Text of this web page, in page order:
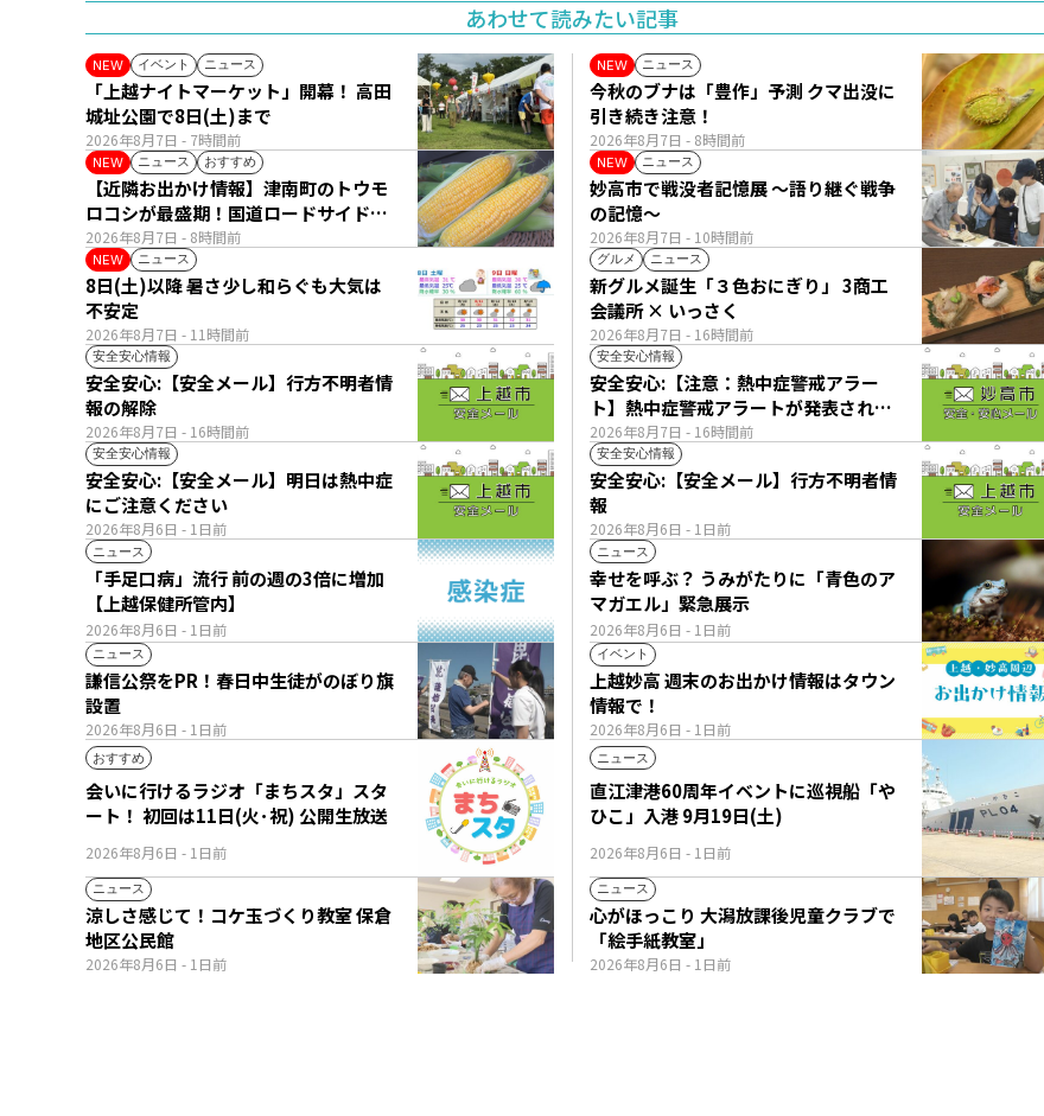
あわせて読みたい記事
NEW イベント ニュース
2026年8月7日 - 7時間前
「上越ナイトマーケット」開幕！ 高田
城址公園で8日(土)まで
NEW ニュース
2026年8月7日 - 8時間前
今秋のブナは「豊作」予測 クマ出没に
引き続き注意！
NEW ニュース おすすめ
2026年8月7日 - 8時間前
【近隣お出かけ情報】津南町のトウモ
ロコシが最盛期！国道ロードサイドの
直売所は朝から長い列
NEW ニュース
2026年8月7日 - 10時間前
妙高市で戦没者記憶展 ～語り継ぐ戦争
の記憶～
NEW ニュース
2026年8月7日 - 11時間前
8日(土)以降 暑さ少し和らぐも大気は
不安定
グルメ ニュース
2026年8月7日 - 16時間前
新グルメ誕生「３色おにぎり」 3商工
会議所 × いっさく
安全安心情報
2026年8月7日 - 16時間前
安全安心:【安全メール】行方不明者情
報の解除
安全安心情報
2026年8月7日 - 16時間前
安全安心:【注意：熱中症警戒アラー
ト】熱中症警戒アラートが発表されて
います。
安全安心情報
2026年8月6日 - 1日前
安全安心:【安全メール】明日は熱中症
にご注意ください
安全安心情報
2026年8月6日 - 1日前
安全安心:【安全メール】行方不明者情
報
ニュース
2026年8月6日 - 1日前
「手足口病」流行 前の週の3倍に増加
【上越保健所管内】
ニュース
2026年8月6日 - 1日前
幸せを呼ぶ？ うみがたりに「青色のア
マガエル」緊急展示
ニュース
2026年8月6日 - 1日前
謙信公祭をPR！春日中生徒がのぼり旗
設置
イベント
2026年8月6日 - 1日前
上越妙高 週末のお出かけ情報はタウン
情報で！
おすすめ
2026年8月6日 - 1日前
会いに行けるラジオ「まちスタ」スタ
ート！ 初回は11日(火･祝) 公開生放送
ニュース
2026年8月6日 - 1日前
直江津港60周年イベントに巡視船「や
ひこ」入港 9月19日(土)
ニュース
2026年8月6日 - 1日前
涼しさ感じて！コケ玉づくり教室 保倉
地区公民館
ニュース
2026年8月6日 - 1日前
心がほっこり 大潟放課後児童クラブで
「絵手紙教室」